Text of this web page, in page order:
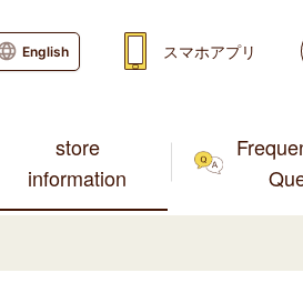
store
information
English スマホアプリ